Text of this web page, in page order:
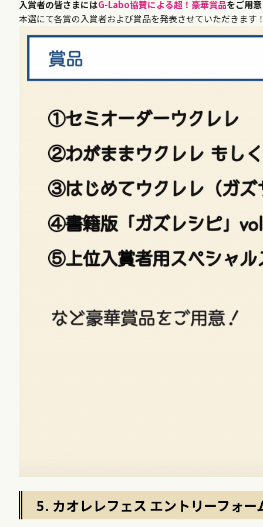
入賞者の皆さまにはG-Labo協賛による超！豪華賞品をご用
本選にて各賞の入賞者および賞品を発表させていただきます
5. カオレレフェス エントリーフォー